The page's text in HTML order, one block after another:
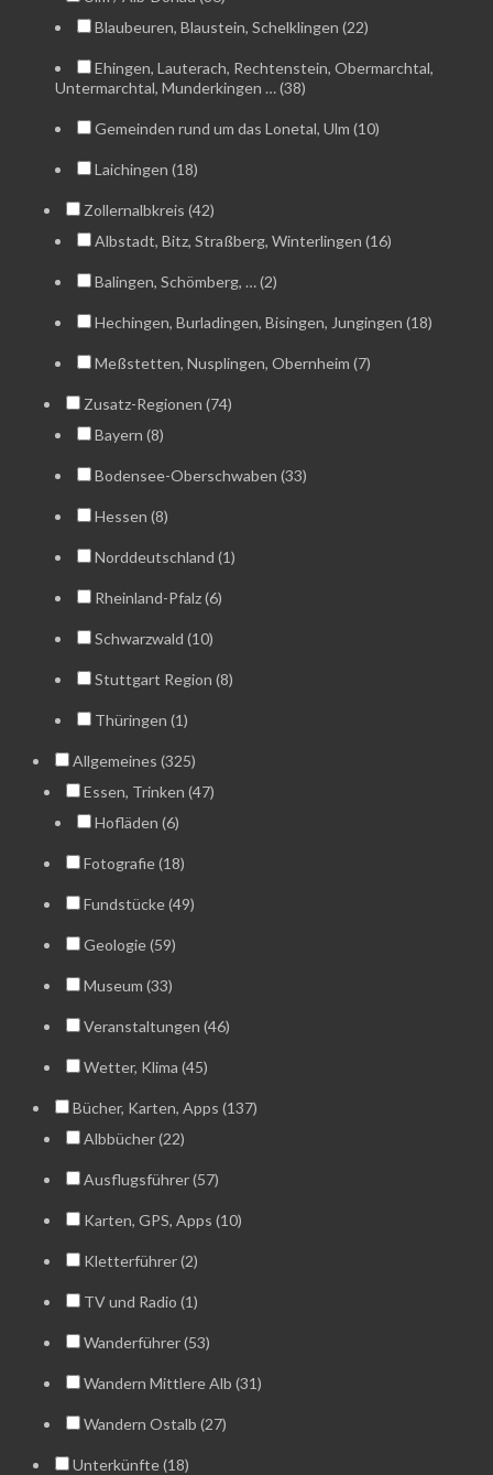
Blaubeuren, Blaustein, Schelklingen (22)
Ehingen, Lauterach, Rechtenstein, Obermarchtal,
Untermarchtal, Munderkingen … (38)
Gemeinden rund um das Lonetal, Ulm (10)
Laichingen (18)
Zollernalbkreis (42)
Albstadt, Bitz, Straßberg, Winterlingen (16)
Balingen, Schömberg, … (2)
Hechingen, Burladingen, Bisingen, Jungingen (18)
Meßstetten, Nusplingen, Obernheim (7)
Zusatz-Regionen (74)
Bayern (8)
Bodensee-Oberschwaben (33)
Hessen (8)
Norddeutschland (1)
Rheinland-Pfalz (6)
Schwarzwald (10)
Stuttgart Region (8)
Thüringen (1)
Allgemeines (325)
Essen, Trinken (47)
Hofläden (6)
Fotografie (18)
Fundstücke (49)
Geologie (59)
Museum (33)
Veranstaltungen (46)
Wetter, Klima (45)
Bücher, Karten, Apps (137)
Albbücher (22)
Ausflugsführer (57)
Karten, GPS, Apps (10)
Kletterführer (2)
TV und Radio (1)
Wanderführer (53)
Wandern Mittlere Alb (31)
Wandern Ostalb (27)
Unterkünfte (18)